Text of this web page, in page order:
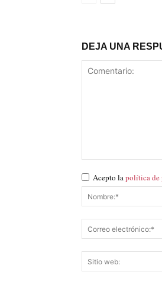
DEJA UNA
Acepto lapolítica de